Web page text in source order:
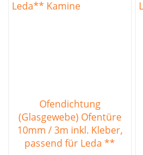
Ofendichtung
(Glasgewebe) Ofentüre
10mm / 3m inkl. Kleber,
passend für Leda **